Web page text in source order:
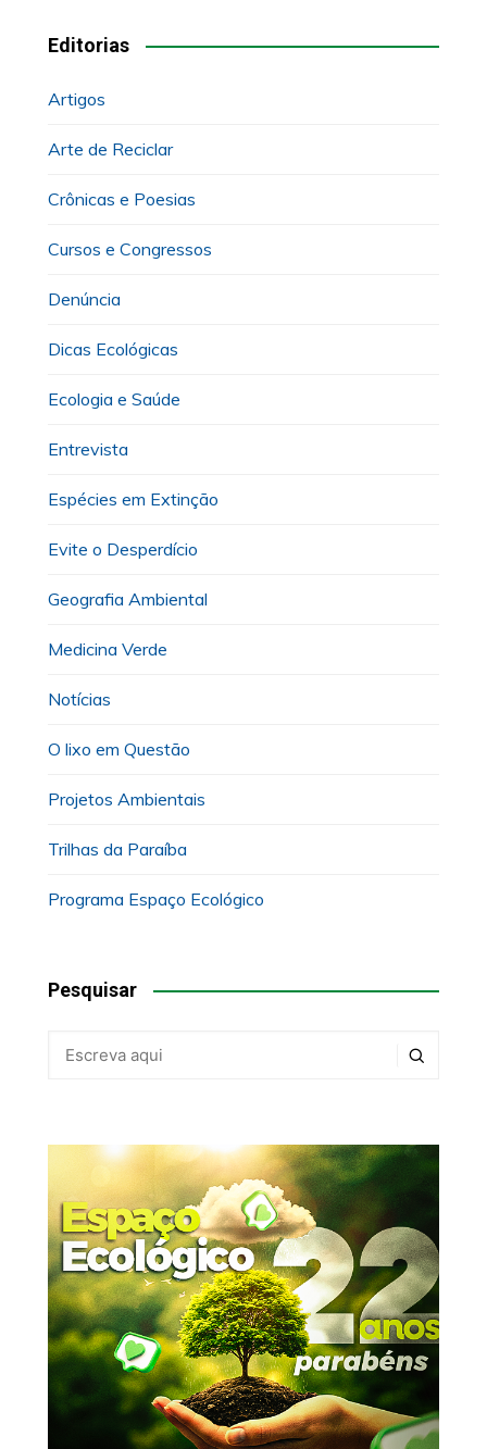
Editorias
Artigos
Arte de Reciclar
Crônicas e Poesias
Cursos e Congressos
Denúncia
Dicas Ecológicas
Ecologia e Saúde
Entrevista
Espécies em Extinção
Evite o Desperdício
Geografia Ambiental
Medicina Verde
Notícias
O lixo em Questão
Projetos Ambientais
Trilhas da Paraíba
Programa Espaço Ecológico
Pesquisar